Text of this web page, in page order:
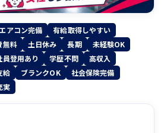
アコン完備
有給取得しやすい
無料 土日休み 長期
未経験OK
員登用あり 学歴不問
高収入
給 ブランクOK
社会保険完備
実